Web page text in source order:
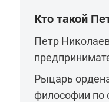
Кто такой
Петр
Рыцарь
философии по